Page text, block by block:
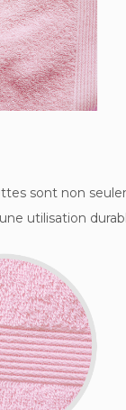
sont non
utilisation